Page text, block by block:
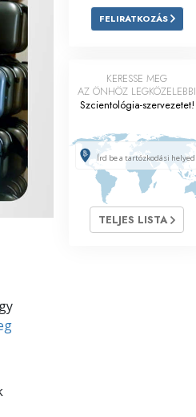
Megoldások a drogokra
Gyerekek
Eszközök a munkahelyen
Az etika és az állapotok
Az elnyomás oka
Kivizsgálások
A szervezés alapjai
FELIRATKOZÁS
KERESSE MEG
AZ ÖNHÖZ LEGKÖZELEBBI
Szcientológia-szervezetet!
TELJES LISTA